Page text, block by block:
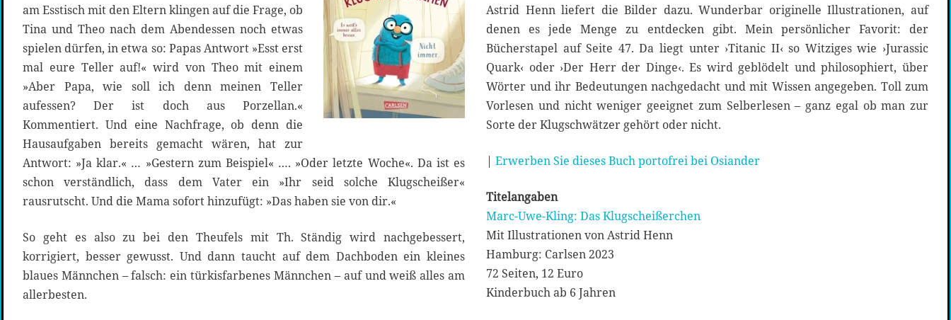
am Esstisch mit den Eltern klingen auf die Frage, ob
Tina und Theo nach dem Abendessen noch etwas
spielen dürfen, in etwa so: Papas Antwort »Esst erst
mal eure Teller auf!« wird von Theo mit einem
»Aber Papa, wie soll ich denn meinen Teller
aufessen? Der ist doch aus Porzellan.«
Kommentiert. Und eine Nachfrage, ob denn die
Hausaufgaben bereits gemacht wären, hat zur
Antwort: »Ja klar.« … »Gestern zum Beispiel« …. »Oder letzte Woche«. Da ist es
schon verständlich, dass dem Vater ein »Ihr seid solche Klugscheißer«
rausrutscht. Und die Mama sofort hinzufügt: »Das haben sie von dir.«
So geht es also zu bei den Theufels mit Th. Ständig wird nachgebessert,
korrigiert, besser gewusst. Und dann taucht auf dem Dachboden ein kleines
blaues Männchen – falsch: ein türkisfarbenes Männchen – auf und weiß alles am
allerbesten.
Astrid Henn liefert die Bilder dazu. Wunderbar originelle Illustrationen, auf
denen es jede Menge zu entdecken gibt. Mein persönlicher Favorit: der
Bücherstapel auf Seite 47. Da liegt unter ›Titanic II‹ so Witziges wie ›Jurassic
Quark‹ oder ›Der Herr der Dinge‹. Es wird geblödelt und philosophiert, über
Wörter und ihr Bedeutungen nachgedacht und mit Wissen angegeben. Toll zum
Vorlesen und nicht weniger geeignet zum Selberlesen – ganz egal ob man zur
Sorte der Klugschwätzer gehört oder nicht.
| Erwerben Sie dieses Buch portofrei bei Osiander
Titelangaben
Marc-Uwe-Kling: Das Klugscheißerchen
Mit Illustrationen von Astrid Henn
Hamburg: Carlsen 2023
72 Seiten, 12 Euro
Kinderbuch ab 6 Jahren